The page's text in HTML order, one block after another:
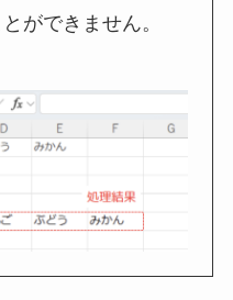
ができません。